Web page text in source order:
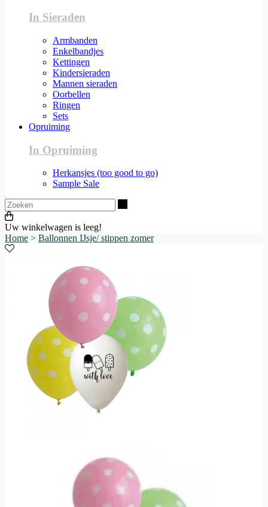
In Sieraden
Armbanden
Enkelbandjes
Kettingen
Kindersieraden
Mannen sieraden
Oorbellen
Ringen
Sets
Opruiming
In Opruiming
Herkansjes (too good to go)
Sample Sale
Uw winkelwagen is leeg!
Home > Ballonnen IJsje/ stippen zomer